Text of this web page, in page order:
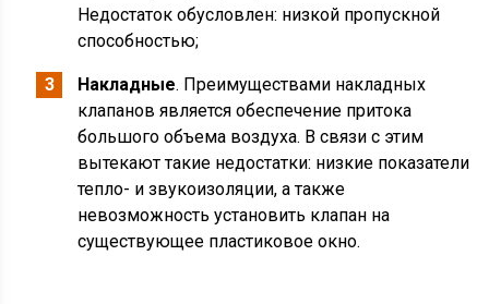
Недостаток обусловлен: низкой пропускной
способностью;
Накладные. Преимуществами накладных
клапанов является обеспечение притока
большого объема воздуха. В связи с этим
вытекают такие недостатки: низкие показатели
тепло- и звукоизоляции, а также
невозможность установить клапан на
существующее пластиковое окно.